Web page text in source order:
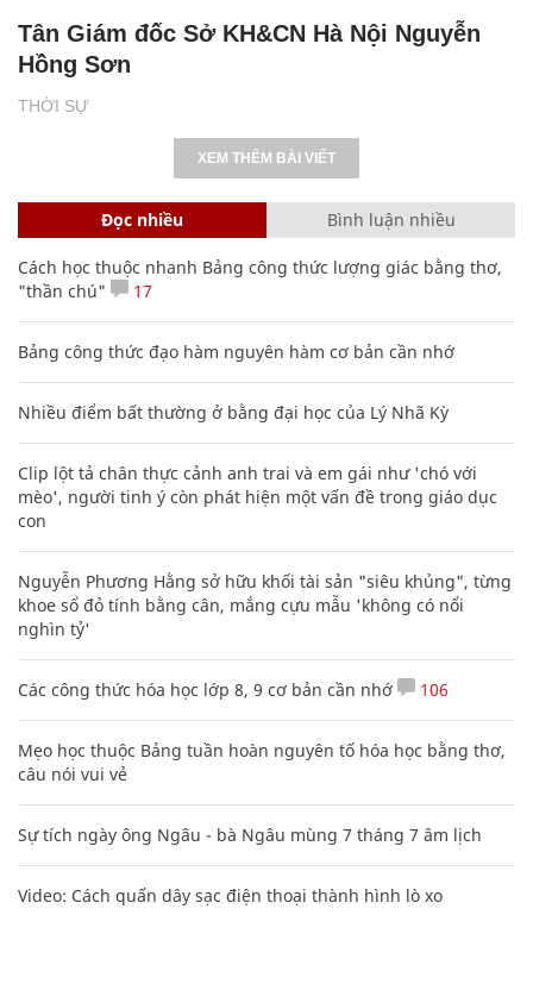
THỜI SỰ
Tân Giám đốc Sở KH&CN Hà Nội Nguyễn
Hồng Sơn
XEM THÊM BÀI VIẾT
Đọc nhiều Bình luận nhiều
Cách học thuộc nhanh Bảng công thức lượng giác bằng thơ,
"thần chú"
17
Bảng công thức đạo hàm nguyên hàm cơ bản cần nhớ
Nhiều điểm bất thường ở bằng đại học của Lý Nhã Kỳ
Clip lột tả chân thực cảnh anh trai và em gái như 'chó với
mèo', người tinh ý còn phát hiện một vấn đề trong giáo dục
con
Nguyễn Phương Hằng sở hữu khối tài sản "siêu khủng", từng
khoe sổ đỏ tính bằng cân, mắng cựu mẫu 'không có nổi
nghìn tỷ'
Các công thức hóa học lớp 8, 9 cơ bản cần nhớ 106
Mẹo học thuộc Bảng tuần hoàn nguyên tố hóa học bằng thơ,
câu nói vui vẻ
Sự tích ngày ông Ngâu - bà Ngâu mùng 7 tháng 7 âm lịch
Video: Cách quấn dây sạc điện thoại thành hình lò xo